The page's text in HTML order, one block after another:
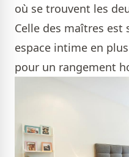
où se trouvent les
Celle des maîtres est
espace intime en
pour un rangement